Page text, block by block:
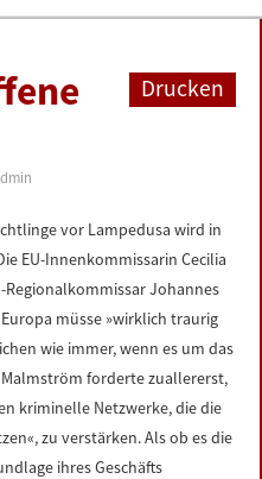
Drucken
vor Lampedusa wird in
EU-Innenkommissarin Cecilia
Regionalkommissar Johannes
müsse »wirklich traurig
wie immer, wenn es um das
forderte zuallererst,
kriminelle Netzwerke, die die
zu verstärken. Als ob es die
ihres Geschäfts